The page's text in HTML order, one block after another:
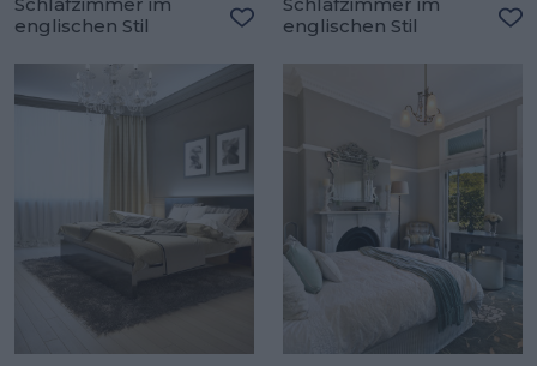
englischen Stil
Zu den Favoriten hinzufügen
englischen Stil